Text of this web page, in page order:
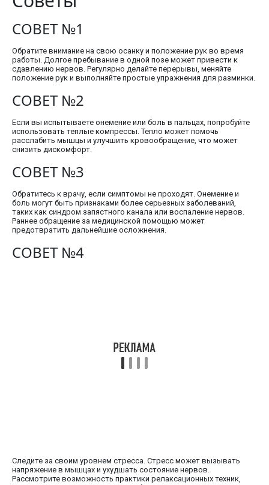
СОВЕТ №1
Обратите внимание на свою осанку и положение рук во время
работы. Долгое пребывание в одной позе может привести к
сдавлению нервов. Регулярно делайте перерывы, меняйте
положение рук и выполняйте простые упражнения для разминки.
СОВЕТ №2
Если вы испытываете онемение или боль в пальцах, попробуйте
использовать теплые компрессы. Тепло может помочь
расслабить мышцы и улучшить кровообращение, что может
снизить дискомфорт.
СОВЕТ №3
Обратитесь к врачу, если симптомы не проходят. Онемение и
боль могут быть признаками более серьезных заболеваний,
таких как синдром запястного канала или воспаление нервов.
Раннее обращение за медицинской помощью может
предотвратить дальнейшие осложнения.
СОВЕТ №4
Следите за своим уровнем стресса. Стресс может вызывать
напряжение в мышцах и ухудшать состояние нервов.
Рассмотрите возможность практики релаксационных техник,